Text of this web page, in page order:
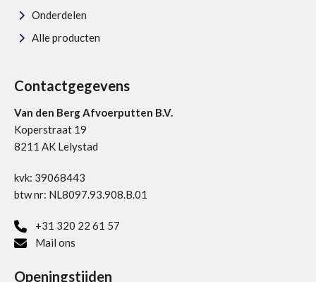
Onderdelen
Alle producten
Contactgegevens
Van den Berg Afvoerputten B.V.
Koperstraat 19
8211 AK Lelystad
kvk: 39068443
btw nr: NL8097.93.908.B.01
+31 320 22 61 57
Mail ons
Openingstijden